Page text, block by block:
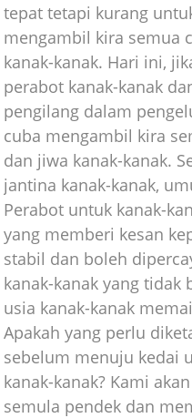
tepat tetapi kurang
mengambil kira semua
kanak-kanak. Hari ini,
perabot kanak-kanak
pengilang dalam
cuba mengambil kira
dan jiwa kanak-kanak.
jantina kanak-kanak,
Perabot untuk kanak-
yang memberi kesan
stabil dan boleh
kanak-kanak yang tidak
usia kanak-kanak
Apakah yang perlu
sebelum menuju kedai
kanak-kanak? Kami
semula pendek dan